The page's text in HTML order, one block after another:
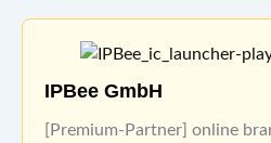
IPBee GmbH
[Premium-Partner] online